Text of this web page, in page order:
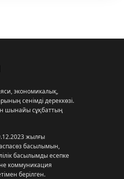
экономикалық,
сенімді дереккөзі.
шынайы сұқбаттың
жылғы
басылымын,
басылымды есепке
коммуникация
берілген.